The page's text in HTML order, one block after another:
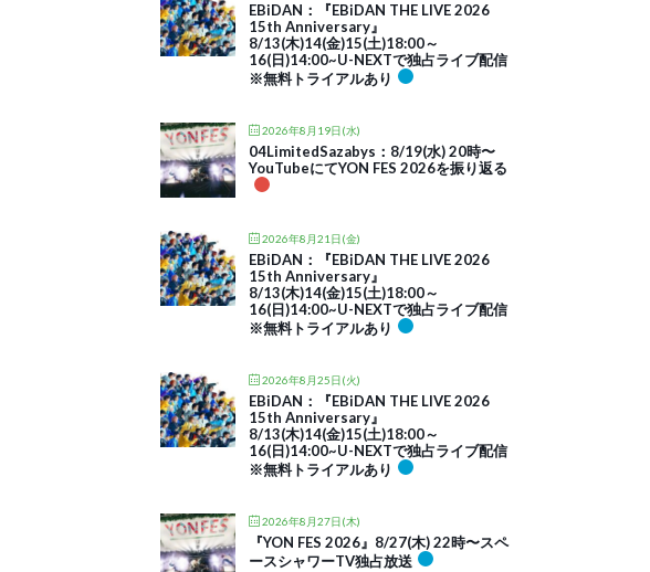
EBiDAN：『EBiDAN THE LIVE 2026
15th Anniversary』
8/13(木)14(金)15(土)18:00～
16(日)14:00~U-NEXTで独占ライブ配信
※無料トライアルあり
2026年8月19日(水)
04LimitedSazabys：8/19(水) 20時〜
YouTubeにてYON FES 2026を振り返る
2026年8月21日(金)
EBiDAN：『EBiDAN THE LIVE 2026
15th Anniversary』
8/13(木)14(金)15(土)18:00～
16(日)14:00~U-NEXTで独占ライブ配信
※無料トライアルあり
2026年8月25日(火)
EBiDAN：『EBiDAN THE LIVE 2026
15th Anniversary』
8/13(木)14(金)15(土)18:00～
16(日)14:00~U-NEXTで独占ライブ配信
※無料トライアルあり
2026年8月27日(木)
『YON FES 2026』8/27(木) 22時〜スペ
ースシャワーTV独占放送